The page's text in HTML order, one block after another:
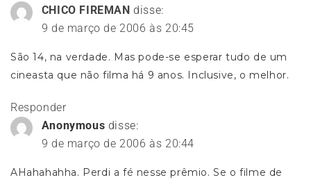
CHICO FIREMAN disse:
9 de março de 2006 às 20:45
São 14, na verdade. Mas pode-se esperar tudo de um
cineasta que não filma há 9 anos. Inclusive, o melhor.
Responder
Anonymous disse:
9 de março de 2006 às 20:44
AHahahahha. Perdi a fé nesse prêmio. Se o filme de